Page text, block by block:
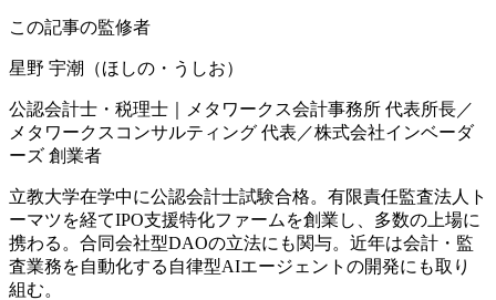
この記事の監修者
星野 宇潮（ほしの・うしお）
公認会計士・税理士｜メタワークス会計事務所 代表所長／
メタワークスコンサルティング 代表／株式会社インベーダ
ーズ 創業者
立教大学在学中に公認会計士試験合格。有限責任監査法人ト
ーマツを経てIPO支援特化ファームを創業し、多数の上場に
携わる。合同会社型DAOの立法にも関与。近年は会計・監
査業務を自動化する自律型AIエージェントの開発にも取り
組む。